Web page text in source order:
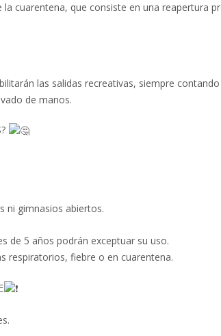
cuarentena, que consiste en una reapertura
las salidas recreativas, siempre
de manos.
ni gimnasios abiertos.
de 5 años podrán exceptuar su uso.
respiratorios, fiebre o en cuarentena.